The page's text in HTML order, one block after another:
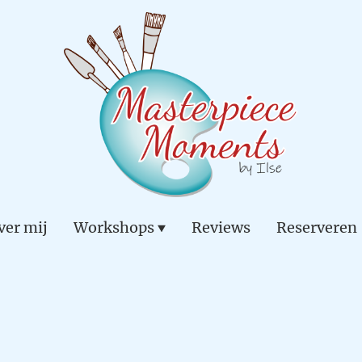
mij Workshops Reviews Reserveren